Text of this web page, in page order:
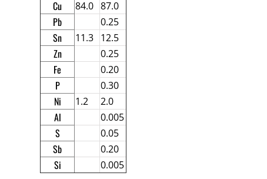
Cu
84.0 87.0
Pb 0.25
Sn 11.3 12.5
Zn 0.25
Fe 0.20
P 0.30
Ni 1.2 2.0
Al 0.005
S 0.05
Sb 0.20
Si 0.005